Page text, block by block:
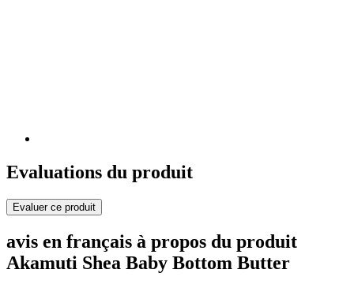
Evaluations du produit
Evaluer ce produit
avis en français à propos du produit
Akamuti Shea Baby Bottom Butter